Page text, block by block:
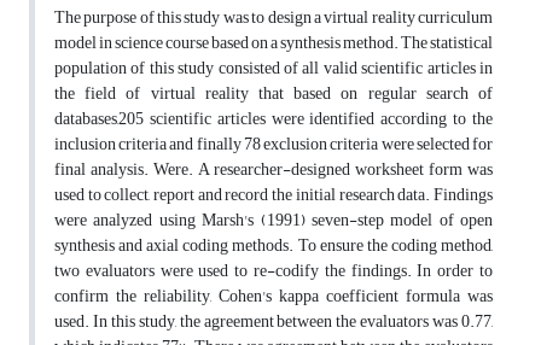
The purpose of this study was to design a virtual reality curriculum
model in science course based on a synthesis method. The statistical
population of this study consisted of all valid scientific articles in
the field of virtual reality that based on regular search of
databases,205 scientific articles were identified according to the
inclusion criteria and finally 78 exclusion criteria were selected for
final analysis. Were. A researcher-designed worksheet form was
used to collect, report and record the initial research data. Findings
were analyzed using Marsh's (1991) seven-step model of open
synthesis and axial coding methods. To ensure the coding method,
two evaluators were used to re-codify the findings. In order to
confirm the reliability, Cohen's kappa coefficient formula was
used. In this study, the agreement between the evaluators was 0.77,